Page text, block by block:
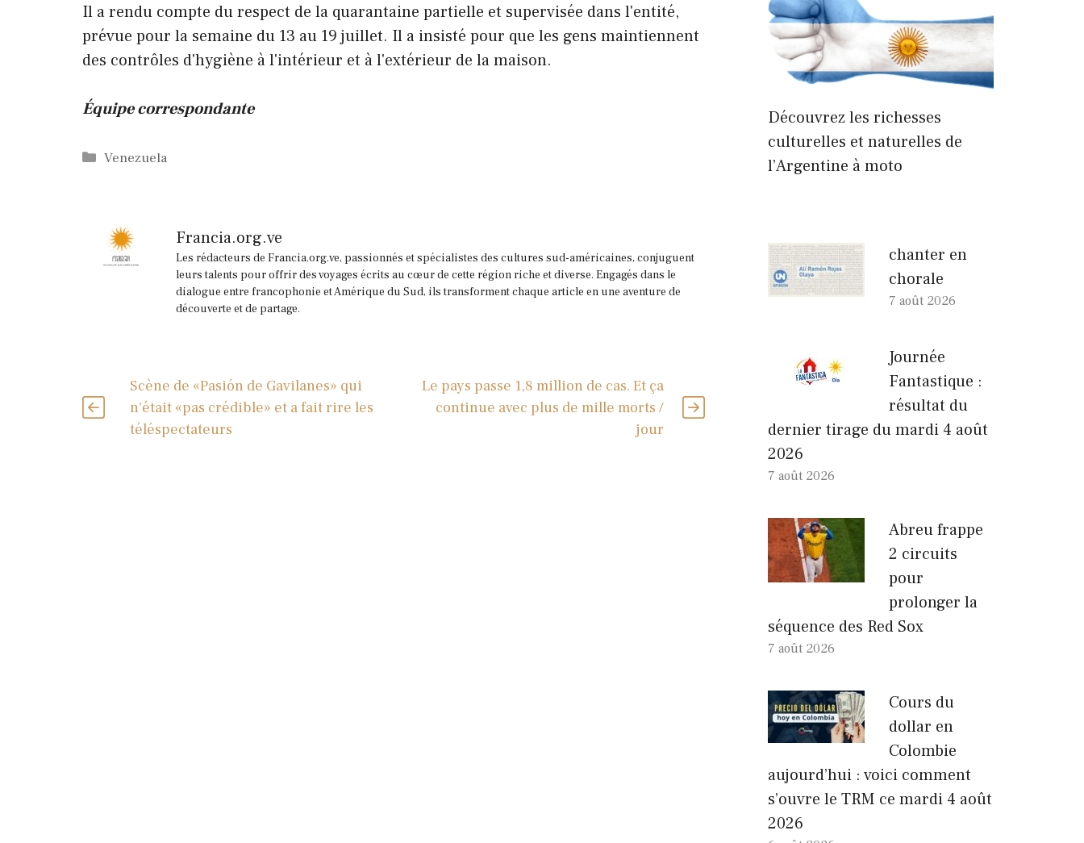
Il a rendu compte du respect de la quarantaine partielle et supervisée dans l'entité,
prévue pour la semaine du 13 au 19 juillet. Il a insisté pour que les gens maintiennent
des contrôles d'hygiène à l'intérieur et à l'extérieur de la maison.
Équipe correspondante
Catégories
Venezuela
Francia.org.ve
Les rédacteurs de Francia.org.ve, passionnés et spécialistes des cultures sud-américaines, conjuguent
leurs talents pour offrir des voyages écrits au cœur de cette région riche et diverse. Engagés dans le
dialogue entre francophonie et Amérique du Sud, ils transforment chaque article en une aventure de
découverte et de partage.
Scène de «Pasión de Gavilanes» qui
n'était «pas crédible» et a fait rire les
téléspectateurs
Le pays passe 1,8 million de cas. Et ça
continue avec plus de mille morts /
jour
Découvrez les richesses
culturelles et naturelles de
l’Argentine à moto
chanter en
chorale
7 août 2026
Journée
Fantastique :
résultat du
dernier tirage du mardi 4 août
2026
7 août 2026
Abreu frappe
2 circuits
pour
prolonger la
séquence des Red Sox
7 août 2026
Cours du
dollar en
Colombie
aujourd’hui : voici comment
s’ouvre le TRM ce mardi 4 août
2026